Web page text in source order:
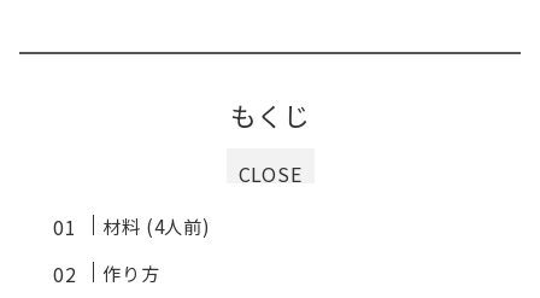
CLOSE
もくじ
材料 (4人前)
作り方